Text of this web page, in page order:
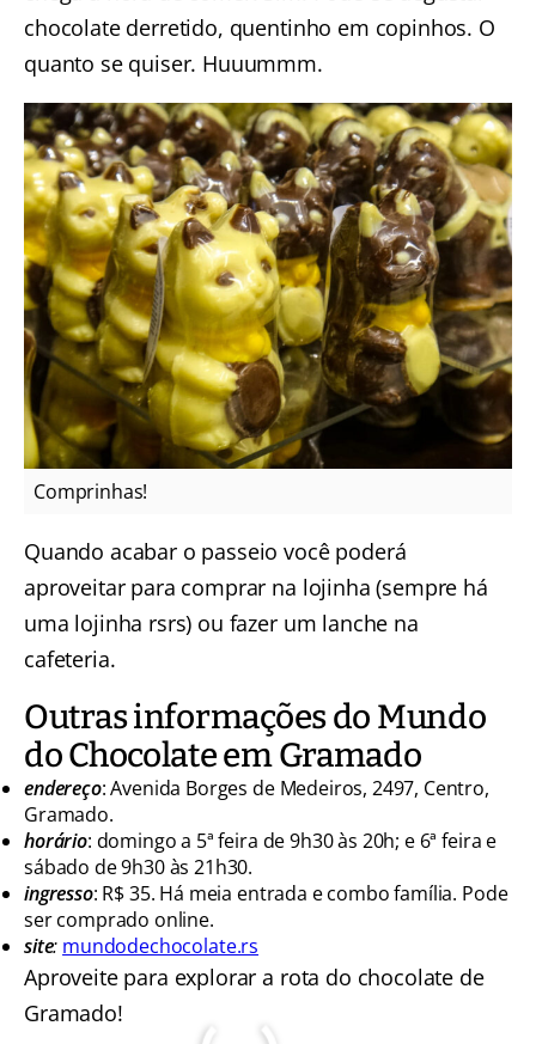
chocolate derretido, quentinho em copinhos. O
quanto se quiser. Huuummm.
Comprinhas!
Quando acabar o passeio você poderá
aproveitar para comprar na lojinha (sempre há
uma lojinha rsrs) ou fazer um lanche na
cafeteria.
Outras informações do Mundo
do Chocolate em Gramado
endereço: Avenida Borges de Medeiros, 2497, Centro,
Gramado.
horário: domingo a 5ª feira de 9h30 às 20h; e 6ª feira e
sábado de 9h30 às 21h30.
ingresso: R$ 35. Há meia entrada e combo família. Pode
ser comprado online.
site: mundodechocolate.rs
Aproveite para explorar a rota do chocolate de
Gramado!